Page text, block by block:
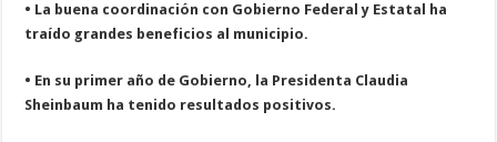
• La buena coordinación con Gobierno Federal y Estatal ha
traído grandes beneficios al municipio.
• En su primer año de Gobierno, la Presidenta Claudia
Sheinbaum ha tenido resultados positivos.